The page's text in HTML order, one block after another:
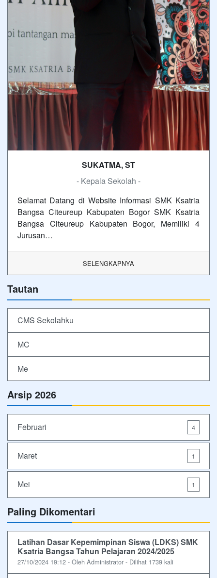
SUKATMA, ST
- Kepala Sekolah -
Selamat Datang di Website Informasi SMK Ksatria
Bangsa Citeureup Kabupaten Bogor SMK Ksatria
Bangsa Citeureup Kabupaten Bogor, Memiliki 4
Jurusan…
SELENGKAPNYA
Tautan
CMS Sekolahku
MC
Me
Arsip 2026
Februari 4
Maret 1
Mei 1
Paling Dikomentari
Latihan Dasar Kepemimpinan Siswa (LDKS) SMK
Ksatria Bangsa Tahun Pelajaran 2024/2025
27/10/2024 19:12 - Oleh Administrator - Dilihat 1739 kali